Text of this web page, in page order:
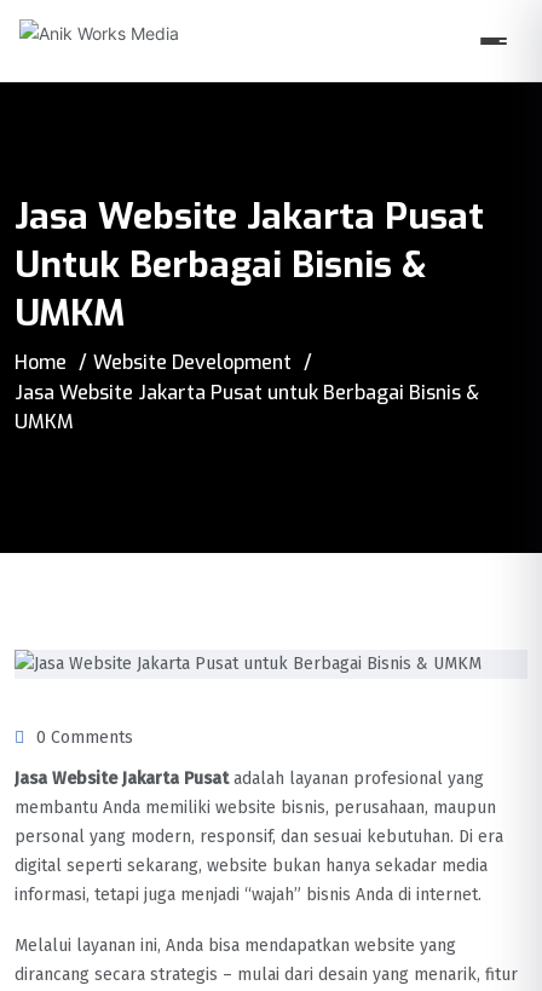
Jasa Website Jakarta Pusat
Untuk Berbagai Bisnis &
UMKM
Home
Website Development
Jasa Website Jakarta Pusat untuk Berbagai Bisnis &
UMKM
0 Comments
Jasa Website Jakarta Pusatadalah layanan profesional yang
membantu Anda memiliki website bisnis, perusahaan, maupun
personal yang modern, responsif, dan sesuai kebutuhan. Di era
digital seperti sekarang, website bukan hanya sekadar media
informasi, tetapi juga menjadi “wajah” bisnis Anda di internet.
Melalui layanan ini, Anda bisa mendapatkan website yang
dirancang secara strategis – mulai dari desain yang menarik, fitur